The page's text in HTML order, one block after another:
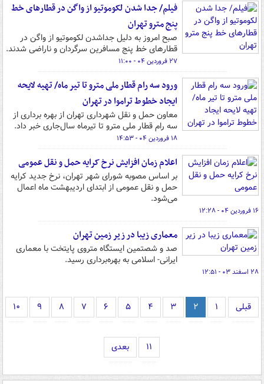
فیلم/ جدا شدن لکوموتیو از واگن در قطارهای خط
پنج مترو تهران
صبح امروز به دلیل جداشدن لکوموتیو از واگن در
قطارهای خط پنج مسافرین سرگردان و ناراضی شدند.
۲۷ فروردین ۰۴ - ۱۱:۰۰
ورود سه رام قطار ملی مترو تا تیر ماه/ تهیه لایحه
ایجاد خطوط تراموا در تهران
معاون حمل و نقل شهرداری تهران از بهره برداری از
سه رام قطار ملی مترو تا تیرماه سال‌جاری خبر داد.
۱۸ فروردین ۰۴ - ۱۴:۵۳
اعلام زمان افزایش نرخ کرایه حمل و نقل عمومی
بر اساس مصوبه شورای شهر تهران، نرخ جدید کرایه
حمل و نقل عمومی از ابتدای اردیبهشت ماه اعمال
می‌شود.
۱۶ فروردین ۰۴ - ۱۲:۲۸
معماری زیبا در زیر زمین تهران
صد و شصتمین ایستگاه متروی پایتخت با معماری
ایرانی- اسلامی به بهره‌برداری رسید.
۲۸ اسفند ۰۳ - ۱۲:۵۱
قبلی ۱ ۲ ۳ ۴ ۵ ۶ ۷ ۸ ۹ ۱۰
۱۱ بعدی